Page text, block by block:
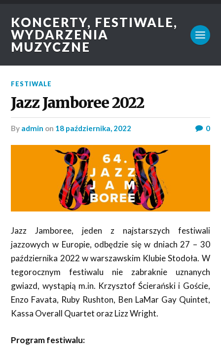
KONCERTY, FESTIWALE,
WYDARZENIA
MUZYCZNE
FESTIWALE
Jazz Jamboree 2022
by admin on 18 października, 2022 0
Jazz Jamboree, jeden z najstarszych festiwali
jazzowych w Europie, odbędzie się w dniach 27 – 30
października 2022 w warszawskim Klubie Stodoła. W
tegorocznym festiwalu nie zabraknie uznanych
gwiazd, wystąpią m.in. Krzysztof Ścierański i Goście,
Enzo Favata, Ruby Rushton, Ben LaMar Gay Quintet,
Kassa Overall Quartet oraz Lizz Wright.
Program festiwalu: